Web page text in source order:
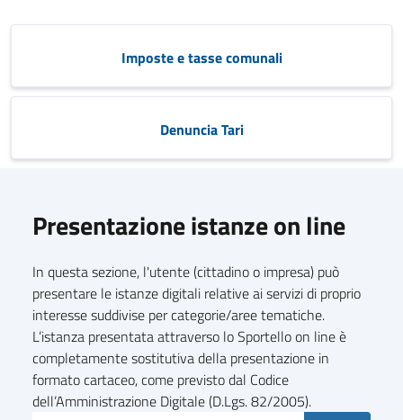
Imposte e tasse comunali
Denuncia Tari
Presentazione istanze on line
In questa sezione, l'utente (cittadino o impresa) può
presentare le istanze digitali relative ai servizi di proprio
interesse suddivise per categorie/aree tematiche.
L’istanza presentata attraverso lo Sportello on line è
completamente sostitutiva della presentazione in
formato cartaceo, come previsto dal Codice
dell’Amministrazione Digitale (D.Lgs. 82/2005).